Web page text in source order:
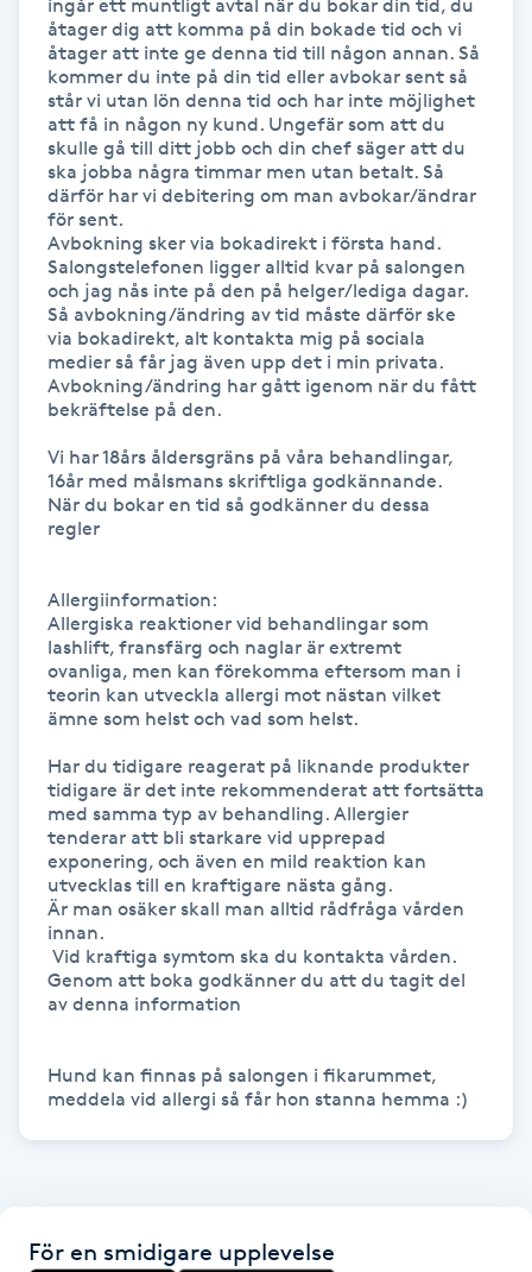
Hårborttagning
Hårbottenbehandling
Hårförlängning
Hårvård
Hälsa
Hälsprickor
Idrottsmassage
IR-massage
Katun fransar
Kemisk peeling
Kinesiologi
Kiropraktik
ingår ett muntligt avtal när du bokar din tid, du
åtager dig att komma på din bokade tid och vi
åtager att inte ge denna tid till någon annan. Så
kommer du inte på din tid eller avbokar sent så
står vi utan lön denna tid och har inte möjlighet
att få in någon ny kund. Ungefär som att du
skulle gå till ditt jobb och din chef säger att du
ska jobba några timmar men utan betalt. Så
därför har vi debitering om man avbokar/ändrar
för sent.
Avbokning sker via bokadirekt i första hand.
Salongstelefonen ligger alltid kvar på salongen
och jag nås inte på den på helger/lediga dagar.
Så avbokning/ändring av tid måste därför ske
via bokadirekt, alt kontakta mig på sociala
medier så får jag även upp det i min privata.
Avbokning/ändring har gått igenom när du fått
bekräftelse på den.
Vi har 18års åldersgräns på våra behandlingar,
16år med målsmans skriftliga godkännande.
När du bokar en tid så godkänner du dessa
regler
Allergiinformation:
Allergiska reaktioner vid behandlingar som
lashlift, fransfärg och naglar är extremt
ovanliga, men kan förekomma eftersom man i
teorin kan utveckla allergi mot nästan vilket
ämne som helst och vad som helst.
Har du tidigare reagerat på liknande produkter
tidigare är det inte rekommenderat att fortsätta
med samma typ av behandling. Allergier
tenderar att bli starkare vid upprepad
exponering, och även en mild reaktion kan
utvecklas till en kraftigare nästa gång.
Är man osäker skall man alltid rådfråga vården
innan.
Genom att boka godkänner du att du tagit del
av denna information
Hund kan finnas på salongen i fikarummet,
meddela vid allergi så får hon stanna hemma :)
För en smidigare upplevelse